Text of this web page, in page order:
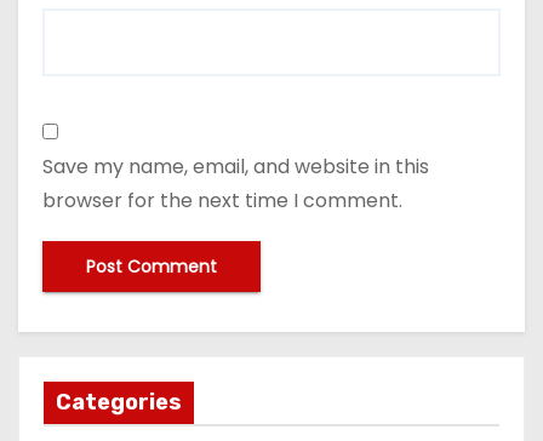
Save my name, email, and website in this
browser for the next time I comment.
Categories